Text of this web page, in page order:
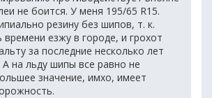
не боится. У меня 195/65 R15.
резину без шипов, т. к.
езжу в городе, и грохот
за последние несколько лет
А на льду шипы все равно не
значение, имхо, имеет